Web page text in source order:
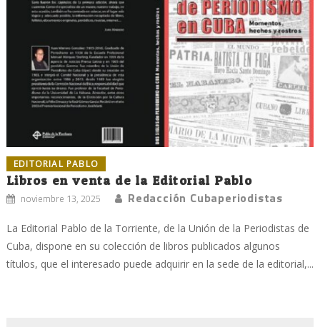
EDITORIAL PABLO
Libros en venta de la Editorial Pablo
noviembre 13, 2025 Redacción Cubaperiodistas
La Editorial Pablo de la Torriente, de la Unión de la Periodistas de
Cuba, dispone en su colección de libros publicados algunos
títulos, que el interesado puede adquirir en la sede de la editorial,...